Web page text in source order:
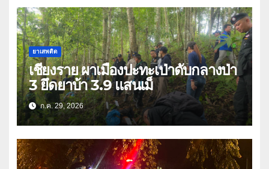
ยาเสพติด
เชียงราย ผาเมืองปะทะเป่าดับกลางป่า
3 ยึดยาบ้า 3.9 แสนเม็
ก.ค. 29, 2026